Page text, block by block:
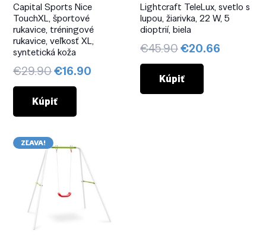
Capital Sports Nice
TouchXL, športové
rukavice, tréningové
rukavice, veľkosť XL,
syntetická koža
€29.90Pôvodná
cena
bola:
€29.90.
€16.90
Kúpiť
Lightcraft TeleLux, svetlo s
lupou, žiarivka, 22 W, 5
dioptrií, biela
€45.90Pôvodná
cena
bola:
€45.90.
€20.66
Kúpiť
ZĽAVA!